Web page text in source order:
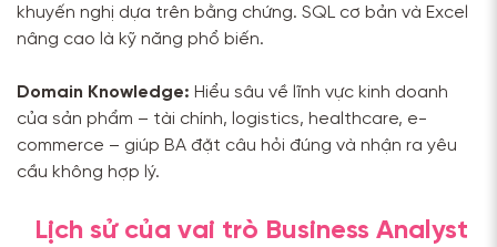
khuyến nghị dựa trên bằng chứng. SQL cơ bản và Excel
nâng cao là kỹ năng phổ biến.
Domain Knowledge: Hiểu sâu về lĩnh vực kinh doanh
của sản phẩm – tài chính, logistics, healthcare, e-
commerce – giúp BA đặt câu hỏi đúng và nhận ra yêu
cầu không hợp lý.
Lịch sử của vai trò Business Analyst